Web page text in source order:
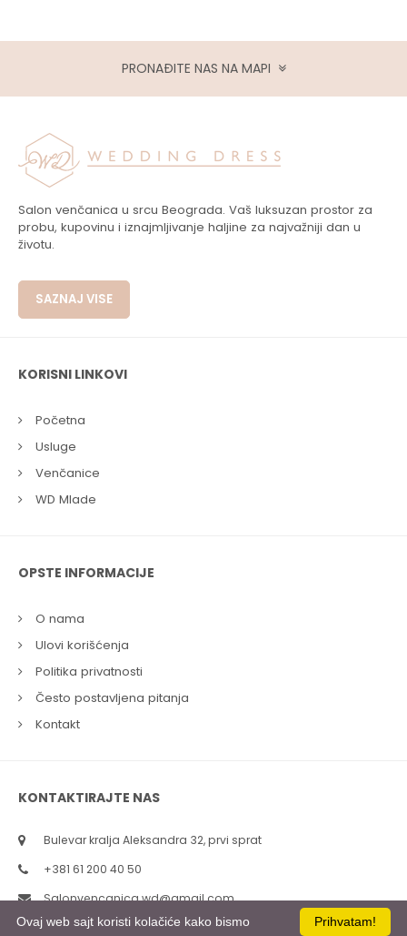
PRONAĐITE NAS NA MAPI
Salon venčanica u srcu Beograda. Vaš luksuzan prostor za
probu, kupovinu i iznajmljivanje haljine za najvažniji dan u
životu.
SAZNAJ VISE
KORISNI LINKOVI
Početna
Usluge
Venčanice
WD Mlade
OPSTE INFORMACIJE
O nama
Ulovi korišćenja
Politika privatnosti
Često postavljena pitanja
Kontakt
KONTAKTIRAJTE NAS
Bulevar kralja Aleksandra 32, prvi sprat
+381 61 200 40 50
Salonvencanica.wd@gmail.com
Prihvatam!
Ovaj web sajt koristi kolačiće kako bismo